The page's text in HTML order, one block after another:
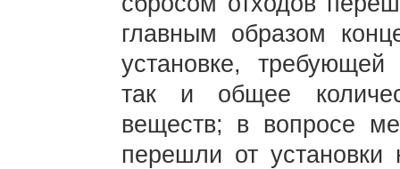
главным образом
установке, требующей
так и общее
веществ; в вопросе
перешли от установки